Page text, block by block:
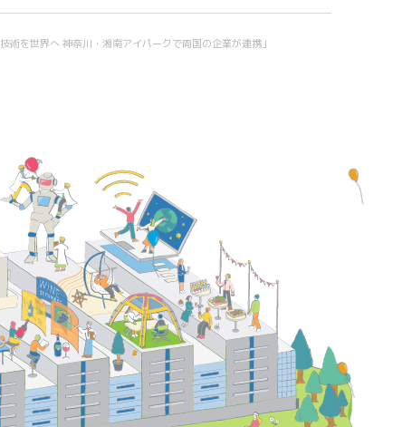
を世界へ 神奈川・湘南アイパークで両国の企業が連携」